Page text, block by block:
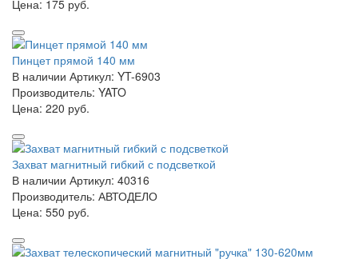
Цена: 175 руб.
Пинцет прямой 140 мм
В наличии Артикул: YT-6903
Производитель: YATO
Цена: 220 руб.
Захват магнитный гибкий с подсветкой
В наличии Артикул: 40316
Производитель: АВТОДЕЛО
Цена: 550 руб.